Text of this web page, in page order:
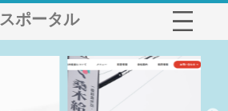
ポータル